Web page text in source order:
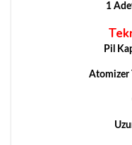
1
Pil
Atomizer